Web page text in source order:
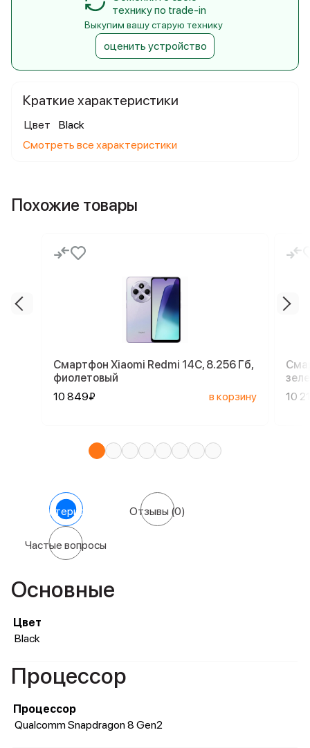
Краткие характеристики
Цвет
Black
Смотреть все характеристики
технику по trade-in
Выкупим вашу старую технику
оценить устройство
Похожие товары
Смартфон Xiaomi Redmi 14C, 8.256 Гб,
фиолетовый
10 849₽
в корзину
10
Характеристики Отзывы (0)
Частые вопросы
Основные
Цвет
Black
Процессор
Процессор
Qualcomm Snapdragon 8 Gen2